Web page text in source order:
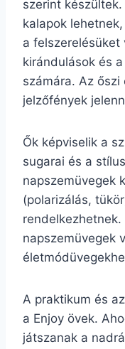
szerint
kalapok
a felszerelésüket
kirándulások és
számára. Az
jelzőfények
Ők képviselik a
sugarai és a
napszemüvegek
(polarizálás,
napszemüvegek
A praktikum és
a Enjoy övek.
játszanak a